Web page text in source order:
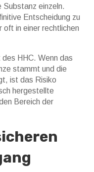
Substanz einzeln.
Entscheidung zu
oft in einer rechtlichen
HHC. Wenn das
stammt und die
ist das Risiko
hergestellte
Bereich der